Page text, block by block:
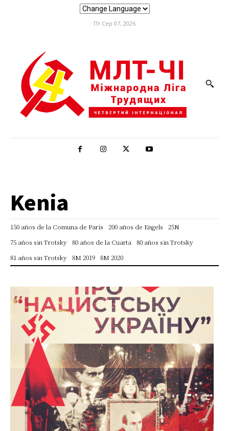
Пт Сер 07, 2026
Kenia
150 años de la Comuna de París 200 años de Engels
25N
75 años sin Trotsky 80 años de la Cuarta
80 años sin Trotsky
81 años sin Trotsky 8M 2019 8M 2020